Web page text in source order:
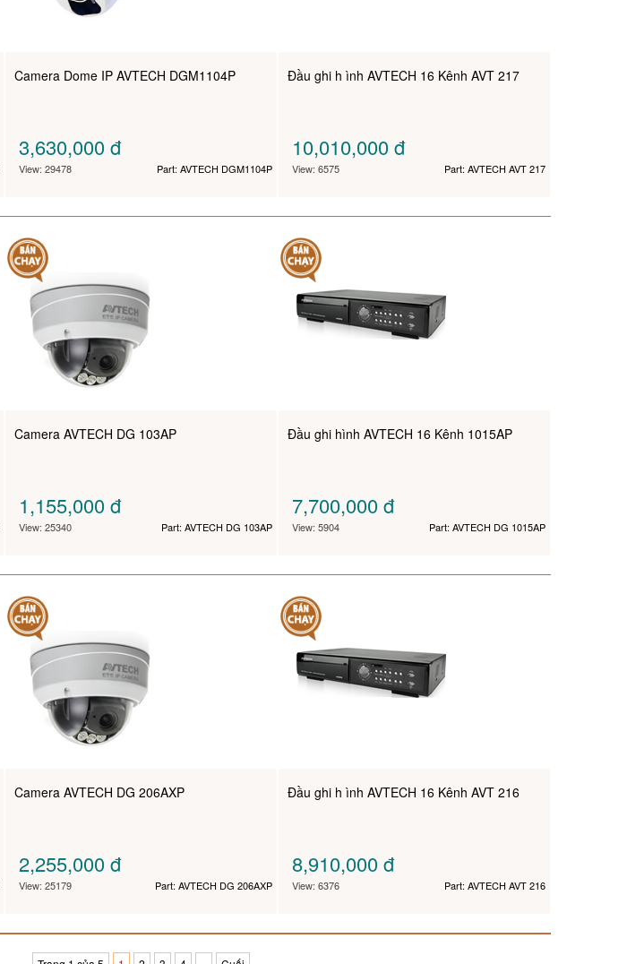
Camera Dome IP AVTECH DGM1104P
3,630,000đ
View: 29478 Part: AVTECH DGM1104P
Đầu ghi h ình AVTECH 16 Kênh AVT 217
10,010,000đ
View: 6575 Part: AVTECH AVT 217
Camera AVTECH DG 103AP
1,155,000đ
View: 25340 Part: AVTECH DG 103AP
Đầu ghi hình AVTECH 16 Kênh 1015AP
7,700,000đ
View: 5904 Part: AVTECH DG 1015AP
Camera AVTECH DG 206AXP
2,255,000đ
View: 25179 Part: AVTECH DG 206AXP
Đầu ghi h ình AVTECH 16 Kênh AVT 216
8,910,000đ
View: 6376 Part: AVTECH AVT 216